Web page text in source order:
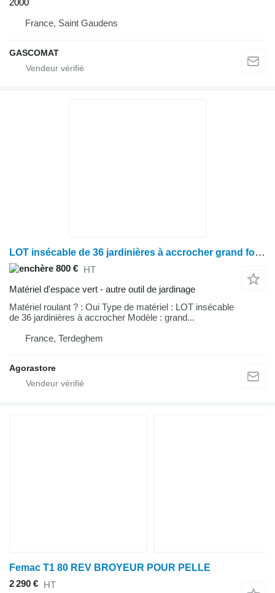
2000
France, Saint Gaudens
GASCOMAT
LOT insécable de 36 jardinières à accrocher grand format
800 € HT
Matériel d'espace vert - autre outil de jardinage
Matériel roulant ? : Oui Type de matériel : LOT insécable
de 36 jardinières à accrocher Modèle : grand...
France, Terdeghem
Agorastore
Femac T1 80 REV BROYEUR POUR PELLE
2 290 € HT